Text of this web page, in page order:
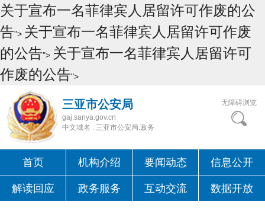
关于宣布一名菲律宾人居留许可作废的公
告"> 关于宣布一名菲律宾人居留许可作废
的公告"> 关于宣布一名菲律宾人居留许可
作废的公告">
三亚市公安局
gaj.sanya.gov.cn
中文域名 : 三亚市公安局.政务
无障碍浏览
首页 机构介绍 要闻动态 信息公开
解读回应 政务服务 互动交流 数据开放